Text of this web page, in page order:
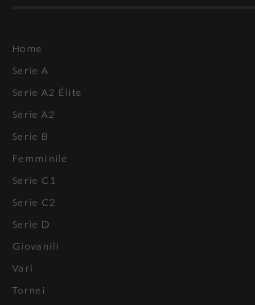
Home
Serie A
Serie A2 Élite
Serie A2
Serie B
Femminile
Serie C1
Serie C2
Serie D
Giovanili
Vari
Tornei